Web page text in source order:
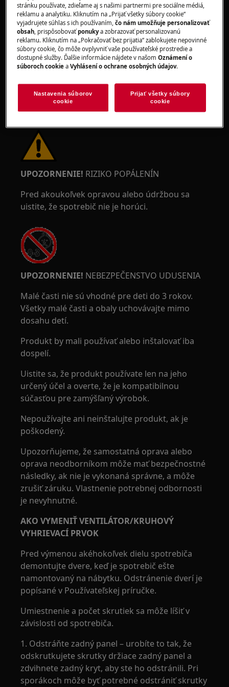
UPOZORNENIE!RIZIKO PORANENIA OČÍ
Pri vykonávaní údržby alebo opravy práce
súvisiace s pružinami noste ochranné okuliare.
UPOZORNENIE! RIZIKO POPÁLENÍN
Pred akoukoľvek opravou alebo údržbou sa
uistite, že spotrebič nie je horúci.
UPOZORNENIE! NEBEZPEČENSTVO UDUSENIA
Malé časti nie sú vhodné pre deti do 3 rokov.
Všetky malé časti a obaly uchovávajte mimo
dosahu detí.
Produkt by mali používať alebo inštalovať iba
dospelí.
Uistite sa, že produkt používate len na jeho
určený účel a overte, že je kompatibilnou
súčasťou pre zamýšľaný výrobok.
Nepoužívajte ani neinštalujte produkt, ak je
poškodený.
Upozorňujeme, že samostatná oprava alebo
oprava neodborníkom môže mať bezpečnostné
následky, ak nie je vykonaná správne, a môže
zrušiť záruku. Vlastnenie potrebnej odbornosti
je nevyhnutné.
AKO VYMENIŤ VENTILÁTOR/KRUHOVÝ
VYHRIEVACÍ PRVOK
Pred výmenou akéhokoľvek dielu spotrebiča
demontujte dvere, keď je spotrebič ešte
namontovaný na nábytku. Odstránenie dverí je
popísané v Používateľskej príručke.
Umiestnenie a počet skrutiek sa môže líšiť v
závislosti od spotrebiča.
1. Odstráňte zadný panel – urobíte to tak, že
odskrutkujete skrutky držiace zadný panel a
zdvihnete zadný kryt, aby ste ho odstránili. Pri
sporákoch môže byť potrebné odstrániť skrutky
stránku používate, zdieľame aj s našimi partnermi pre sociálne médiá,
reklamu a analytiku. Kliknutím na „Prijať všetky súbory cookie“
vyjadrujete súhlas s ich používaním,čo nám umožňuje personalizovať
obsah , prispôsobovaťponukya zobrazovať personalizovanú
reklamu. Kliknutím na „Pokračovať bez prijatia“ zablokujete nepovinné
súbory cookie, čo môže ovplyvniť vaše používateľské prostredie a
dostupné služby. Ďalšie informácie nájdete v našomOznámení o
súboroch cookie aVyhlásení o ochrane osobných údajov.
Nastavenia súborov
cookie
Prijať všetky súbory
cookie